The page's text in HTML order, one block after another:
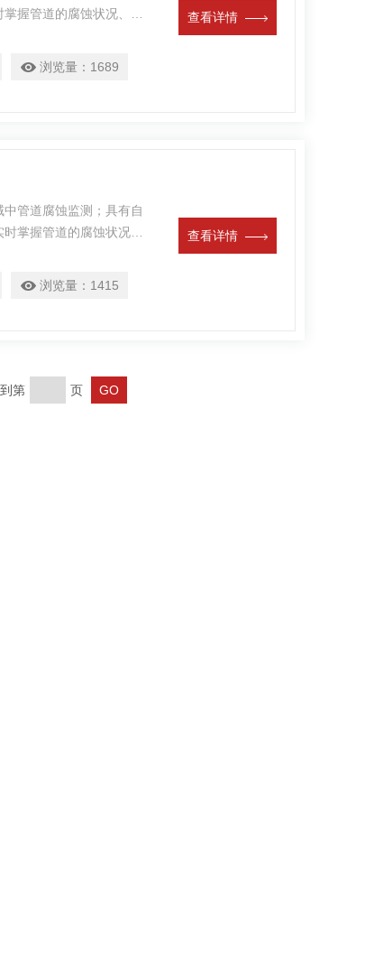
握管道的腐蚀状况、腐
浏览量： 1689
查看详情
管道腐蚀监测；具有自
掌握管道的腐蚀状况、
浏览量： 1415
查看详情
第 页